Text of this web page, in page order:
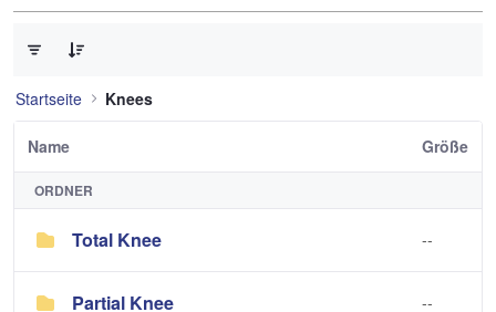
Startseite Knees
Name Größe
ORDNER
Total Knee --
Partial Knee --